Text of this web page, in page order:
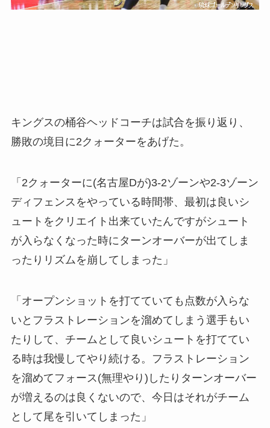
キングスの桶谷ヘッドコーチは試合を振り返り、
勝敗の境目に2クォーターをあげた。
「2クォーターに(名古屋Dが)3-2ゾーンや2-3ゾーン
ディフェンスをやっている時間帯、最初は良いシ
ュートをクリエイト出来ていたんですがシュート
が入らなくなった時にターンオーバーが出てしま
ったりリズムを崩してしまった」
「オープンショットを打てていても点数が入らな
いとフラストレーションを溜めてしまう選手もい
たりして、チームとして良いシュートを打ててい
る時は我慢してやり続ける。フラストレーション
を溜めてフォース(無理やり)したりターンオーバー
が増えるのは良くないので、今日はそれがチーム
として尾を引いてしまった」